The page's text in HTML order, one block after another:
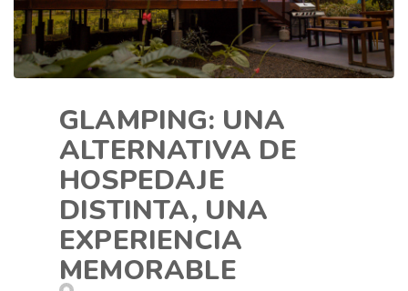
GLAMPING: UNA
ALTERNATIVA DE
HOSPEDAJE
DISTINTA, UNA
EXPERIENCIA
MEMORABLE